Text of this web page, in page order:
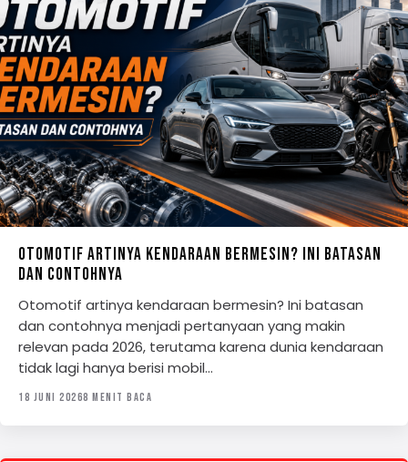
OTOMOTIF ARTINYA KENDARAAN BERMESIN? INI BATASAN
DAN CONTOHNYA
Otomotif artinya kendaraan bermesin? Ini batasan
dan contohnya menjadi pertanyaan yang makin
relevan pada 2026, terutama karena dunia kendaraan
tidak lagi hanya berisi mobil…
18 JUNI 20268 MENIT BACA